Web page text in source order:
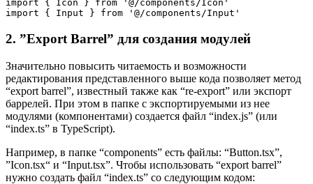
import { Icon } from '@/components/Icon'
import { Input } from '@/components/Input'
2. ”Export Barrel” для создания модулей
Значительно повысить читаемость и возможности
редактирования представленного выше кода позволяет метод
“export barrel”, известный также как “re-export” или экспорт
баррелей. При этом в папке с экспортируемыми из нее
модулями (компонентами) создается файл “index.js” (или
“index.ts” в TypeScript).
Например, в папке “components” есть файлы: “Button.tsx”,
”Icon.tsx“ и “Input.tsx”. Чтобы использовать “export barrel”
нужно создать файл “index.ts” со следующим кодом: